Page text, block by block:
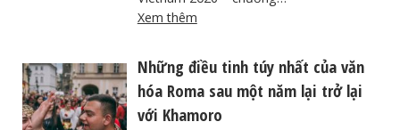
Xem thêm
Những điều tinh túy nhất của văn
hóa Roma sau một năm lại trở lại
với Khamoro